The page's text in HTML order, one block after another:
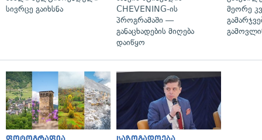
სივრცე გაიხსნა
CHEVENING-ის
პროგრამაში —
განაცხადების მიღება
დაიწყო
მეორე